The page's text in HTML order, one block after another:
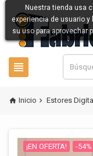

Nuestra tienda usa
experiencia de usuario
su uso para aprovechar
 Inicio  Estores
¡EN OFERTA! -54%